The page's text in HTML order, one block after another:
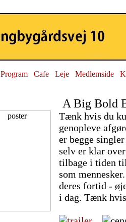
Program Cafe Leje Medlemside
A Big Bold
Tænk hvis du
genopleve
er begge
selv er klar
tilbage i tiden
som
deres fortid -
i dag. Tænk